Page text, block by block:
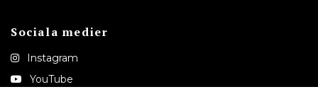
Sociala medier
Instagram
YouTube